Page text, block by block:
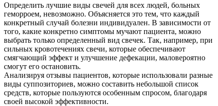
Определить лучшие виды свечей для всех людей, больных
геморроем, невозможно. Объясняется это тем, что каждый
конкретный случай болезни индивидуален. В зависимости от
того, какие конкретно симптомы мучают пациента, можно
выбрать только определенный вид свечек. Так, например, при
сильных кровотечениях свечи, которые обеспечивают
смягчающий эффект и улучшение дефекации, маловероятно
смогут его остановить.
Анализируя отзывы пациентов, которые использовали разные
виды суппозиториев, можно составить небольшой список
средств, которые пользуются особенным спросом, благодаря
своей высокой эффективности.